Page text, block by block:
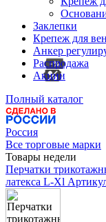
Заклепки
Крепеж для
Анкер
Распродажа
Акции
Полный каталог
Россия
Все торговые марки
Товары недели
Перчатки
латекса L-Xl